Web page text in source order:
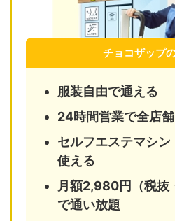
チョコザップ
服装自由で通える
24時間営業で全店
セルフエステマシ
使える
月額2,980円（税抜
で通い放題